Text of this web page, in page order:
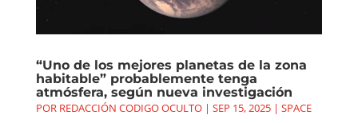
“Uno de los mejores planetas de la zona
habitable” probablemente tenga
atmósfera, según nueva investigación
POR REDACCIÓN CODIGO OCULTO| SEP 15, 2025| SPACE